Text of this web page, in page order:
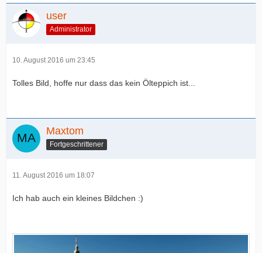
user
Administrator
10. August 2016 um 23:45
Tolles Bild, hoffe nur dass das kein Ölteppich ist...
Maxtom
Fortgeschrittener
11. August 2016 um 18:07
Ich hab auch ein kleines Bildchen :)